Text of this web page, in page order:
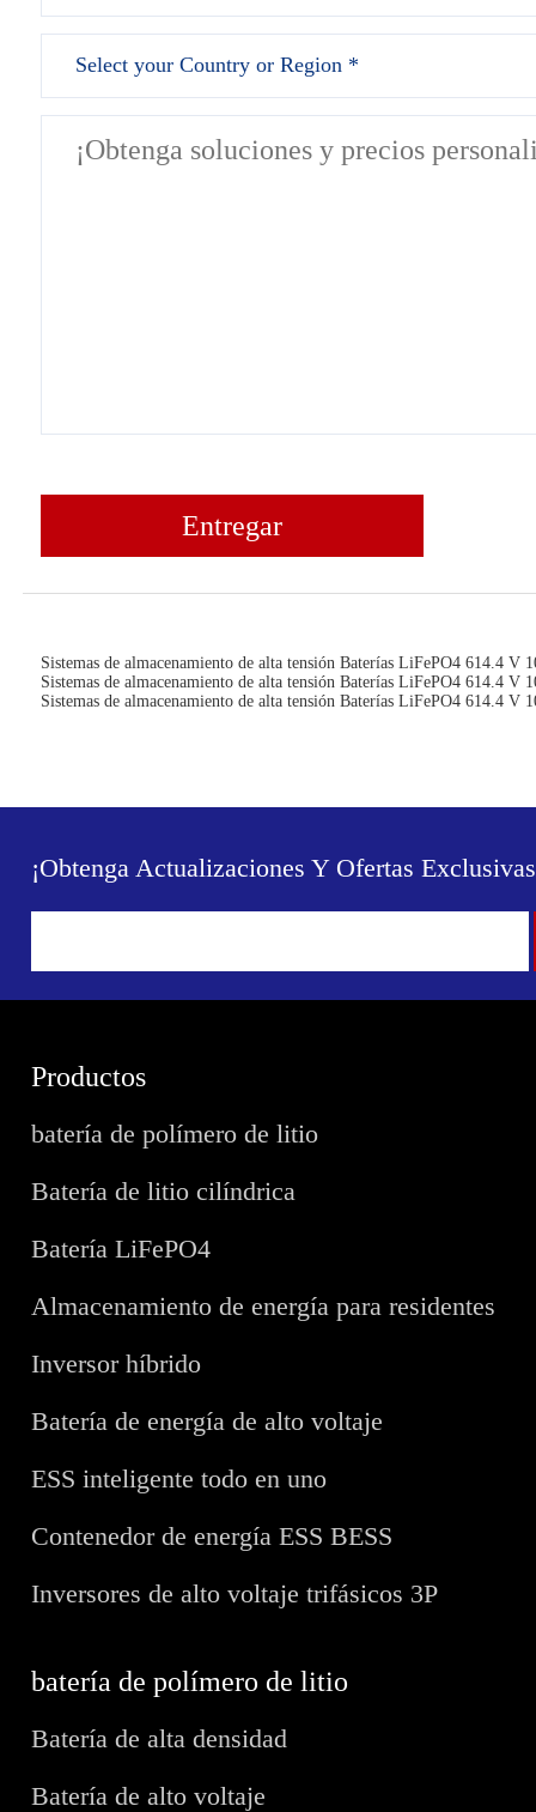
Entregar
Sistemas de almacenamiento de alta tensión Baterías LiFePO4 614.4 V
Sistemas de almacenamiento de alta tensión Baterías LiFePO4 614.4 V
Sistemas de almacenamiento de alta tensión Baterías LiFePO4 614.4 V
¡Obtenga Actualizaciones Y Ofertas
Productos
batería de polímero de litio
Batería de litio cilíndrica
Batería LiFePO4
Almacenamiento de energía para residentes
Inversor híbrido
Batería de energía de alto voltaje
ESS inteligente todo en uno
Contenedor de energía ESS BESS
Inversores de alto voltaje trifásicos 3P
batería de polímero de litio
Batería de alta densidad
Batería de alto voltaje